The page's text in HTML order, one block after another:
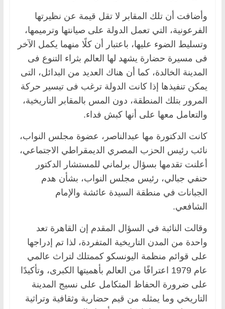
وأضافت أن تلك المقابر لا تقل قيمة عن نظيرتها
الفرعونية، التي تعمل الدولة على صيانتها وترميمها،
وتسليط الضوء عليها، باعتبار أن كلًا منهما يكمل الآخر
فى مسيرة حضارة يشهد لها العالم بثراء التنوع فى
المدينة الخالدة، كما أن هناك العديد من البدائل، التى
يمكن تنفيذها إذا كانت الدولة ترغب فى تيسير حركة
المرور بتلك المنطقة، دون المس بالمقابر التاريخية،
والتعامل معها على أنها كبش فداء.
كانت الدكتورة مها عبدالناصر، عضوة مجلس النواب،
نائب رئيس الحزب المصري الديمقراطي الاجتماعي،
أعلنت تقدمها بسؤال برلماني للمستشار الدكتور
حنفي جبالي، رئيس مجلس النواب، بشأن هدم
الجبانات في منطقة السيدة عائشة والإمام
الشافعي.
وقالت النائبة في السؤال المقدم إن القاهرة تعد
واحدة من المدن التاريخية المتفردة، لذا تم إدراجها
على قوائم منظمة اليونسكو كممتلك لتراث عالمي
عام 1979 اعترافًا من العالم بأهميتها الكبرى، وتأكيدًا
على ضرورة الحفاظ المتكامل على نسيج المدينة
التاريخي وما يمثله من قيم حضارية وثقافية وتراثية